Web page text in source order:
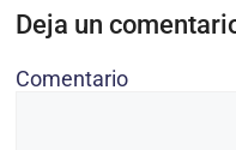
Deja un
Comentario